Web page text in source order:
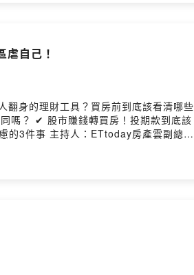
自己！
翻身的理財工具？買房前到底該看清哪些
產雲副總編